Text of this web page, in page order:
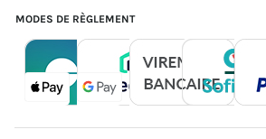
MODES DE RÈGLEMENT